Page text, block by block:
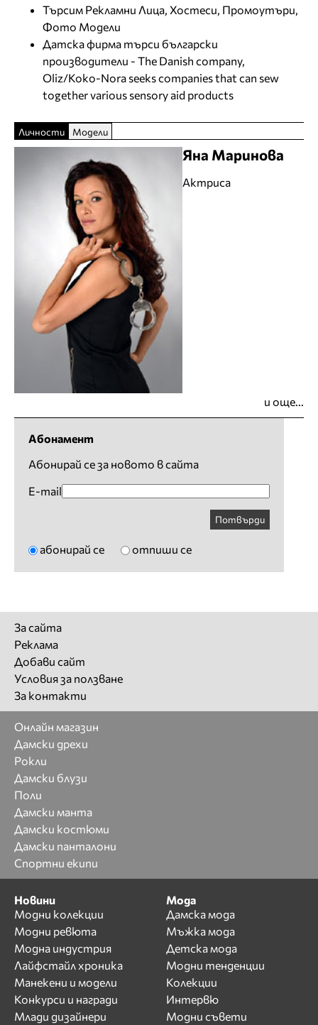
Търсим Рекламни Лица, Хостеси, Промоутъри,
Фото Модели
Датска фирма търси български
производители - The Danish company,
Oliz/Koko-Nora seeks companies that can sew
together various sensory aid products
Личности Модели
Яна Маринова
Актриса
и още...
Абонамент
Абонирай се за новото в сайта
E-mail
Потвърди
абонирай се отпиши се
За сайта
Реклама
Добави сайт
Условия за ползване
За контакти
Онлайн магазин
Дамски дрехи
Рокли
Дамски блузи
Поли
Дамски манта
Дамски костюми
Дамски панталони
Спортни екипи
Новини
Модни колекции
Модни ревюта
Модна индустрия
Лайфстайл хроника
Манекени и модели
Конкурси и награди
Млади дизайнери
Мода
Дамска мода
Мъжка мода
Детска мода
Модни тенденции
Колекции
Интервю
Модни съвети